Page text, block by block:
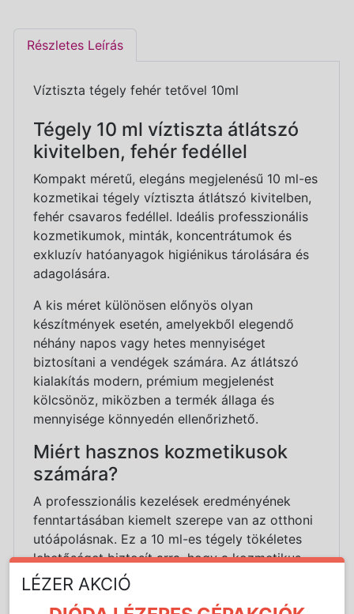
Részletes Leírás
Víztiszta tégely fehér tetővel 10ml
Tégely 10 ml víztiszta átlátszó
kivitelben, fehér fedéllel
Kompakt méretű, elegáns megjelenésű 10 ml-es
kozmetikai tégely víztiszta átlátszó kivitelben,
fehér csavaros fedéllel. Ideális professzionális
kozmetikumok, minták, koncentrátumok és
exkluzív hatóanyagok higiénikus tárolására és
adagolására.
A kis méret különösen előnyös olyan
készítmények esetén, amelyekből elegendő
néhány napos vagy hetes mennyiséget
biztosítani a vendégek számára. Az átlátszó
kialakítás modern, prémium megjelenést
kölcsönöz, miközben a termék állaga és
mennyisége könnyedén ellenőrizhető.
Miért hasznos kozmetikusok
számára?
A professzionális kezelések eredményének
fenntartásában kiemelt szerepe van az otthoni
utóápolásnak. Ez a 10 ml-es tégely tökéletes
lehetőséget biztosít arra, hogy a kozmetikus
személyre szabott mintákat,
próbakiszereléseket vagy kisebb mennyiségű
LÉZER AKCIÓ